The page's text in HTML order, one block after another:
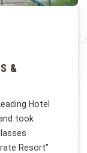
&
Hotel
took
Resort”